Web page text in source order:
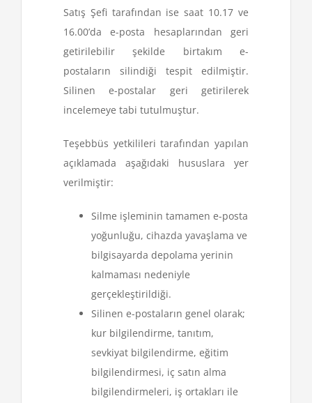
Satış Şefi tarafından ise saat 10.17 ve
16.00’da e-posta hesaplarından geri
getirilebilir şekilde birtakım e-
postaların silindiği tespit edilmiştir.
Silinen e-postalar geri getirilerek
incelemeye tabi tutulmuştur.
Teşebbüs yetkilileri tarafından yapılan
açıklamada aşağıdaki hususlara yer
verilmiştir:
Silme işleminin tamamen e-posta
yoğunluğu, cihazda yavaşlama ve
bilgisayarda depolama yerinin
kalmaması nedeniyle
gerçekleştirildiği.
Silinen e-postaların genel olarak;
kur bilgilendirme, tanıtım,
sevkiyat bilgilendirme, eğitim
bilgilendirmesi, iç satın alma
bilgilendirmeleri, iş ortakları ile